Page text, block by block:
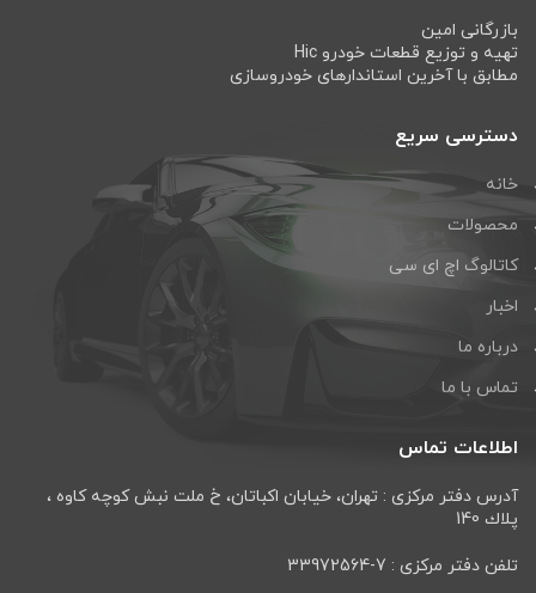
بازرگانی امین
تهیه و توزیع قطعات خودرو Hic
مطابق با آخرین استاندارهای خودروسازی
دسترسی سریع
خانه
محصولات
کاتالوگ اچ ای سی
اخبار
درباره ما
تماس با ما
اطلاعات تماس
آدرس دفتر مرکزی : تهران، خيابان اكباتان، خ ملت نبش كوچه كاوه ،
پلاك 140
تلفن دفتر مرکزی : 7-33972564